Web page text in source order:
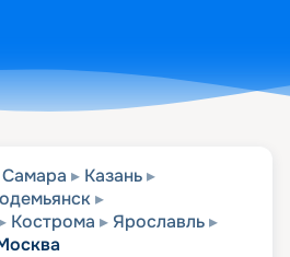
Самара
Казань
Кострома
Ярославль